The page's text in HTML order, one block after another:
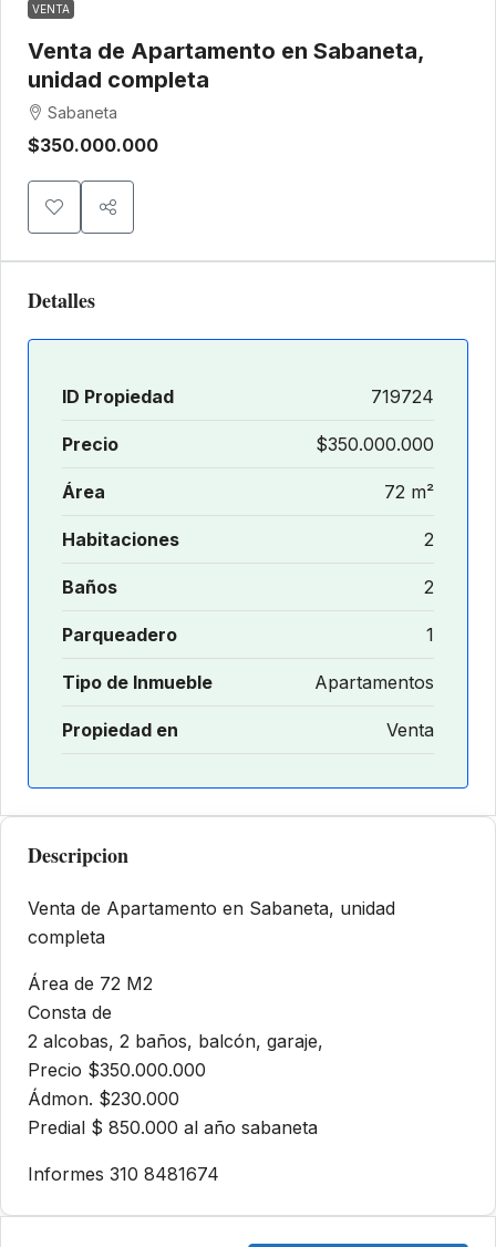
VENTA
Venta de Apartamento en Sabaneta,
unidad completa
Sabaneta
$350.000.000
Detalles
ID Propiedad 719724
Precio $350.000.000
Área 72 m²
Habitaciones 2
Baños 2
Parqueadero 1
Tipo de Inmueble Apartamentos
Propiedad en Venta
Descripcion
Venta de Apartamento en Sabaneta, unidad
completa
Área de 72 M2
Consta de
2 alcobas, 2 baños, balcón, garaje,
Precio $350.000.000
Ádmon. $230.000
Predial $ 850.000 al año sabaneta
Informes 310 8481674